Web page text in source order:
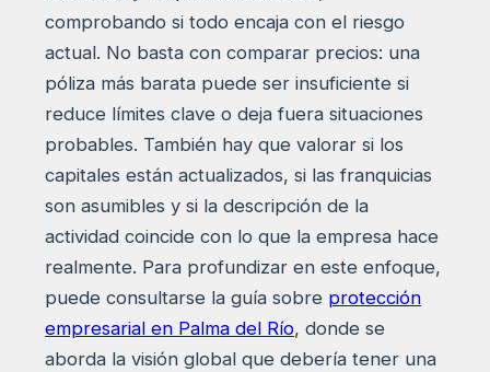
comprobando si todo encaja con el riesgo
actual. No basta con comparar precios: una
póliza más barata puede ser insuficiente si
reduce límites clave o deja fuera situaciones
probables. También hay que valorar si los
capitales están actualizados, si las franquicias
son asumibles y si la descripción de la
actividad coincide con lo que la empresa hace
realmente. Para profundizar en este enfoque,
puede consultarse la guía sobre protección
empresarial en Palma del Río, donde se
aborda la visión global que debería tener una